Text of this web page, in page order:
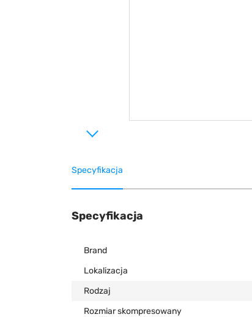
Specyfikacja
Specyfikacja
Brand
Lokalizacja
Rodzaj
Rozmiar skompresowany